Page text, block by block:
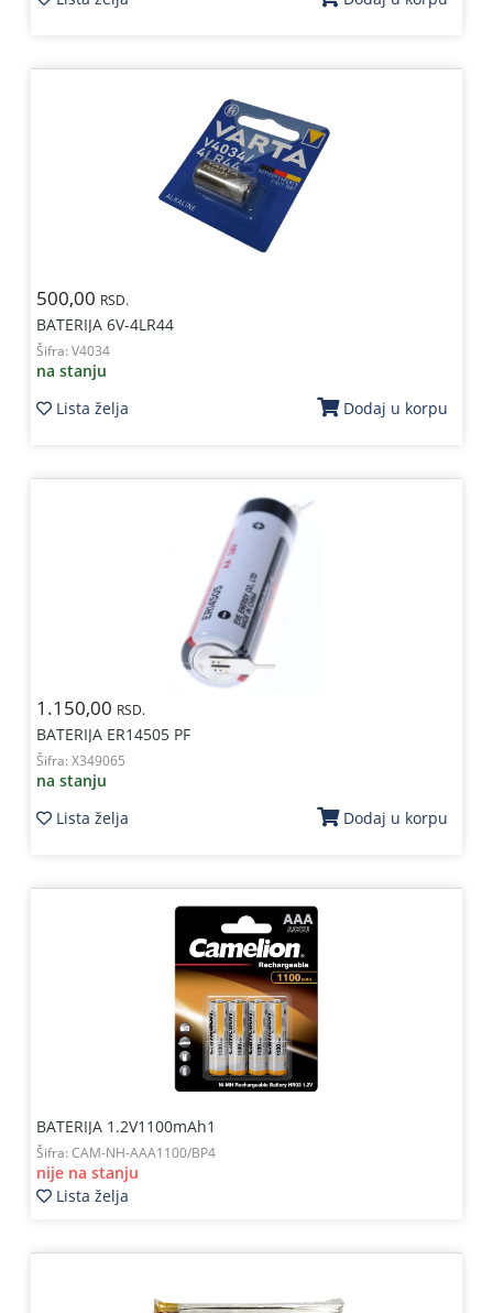
500,00 RSD.
BATERIJA 6V-4LR44
Šifra: V4034
na stanju
Lista želja
Dodaj u korpu
1.150,00 RSD.
BATERIJA ER14505 PF
Šifra: X349065
na stanju
Lista želja
Dodaj u korpu
BATERIJA 1.2V1100mAh1
Šifra: CAM-NH-AAA1100/BP4
nije na stanju
Lista želja